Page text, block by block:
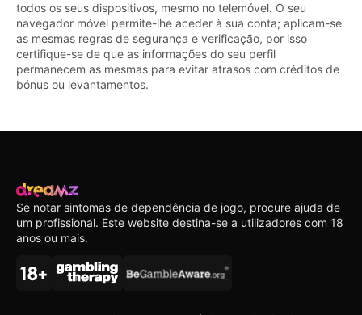
todos os seus dispositivos, mesmo no telemóvel. O seu
navegador móvel permite-lhe aceder à sua conta; aplicam-se
as mesmas regras de segurança e verificação, por isso
certifique-se de que as informações do seu perfil
permanecem as mesmas para evitar atrasos com créditos de
bónus ou levantamentos.
Se notar sintomas de dependência de jogo, procure ajuda de
um profissional. Este website destina-se a utilizadores com 18
anos ou mais.